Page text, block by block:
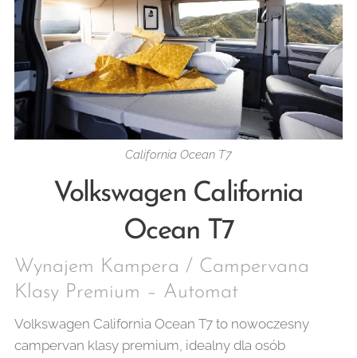
California Ocean T7
Volkswagen California
Ocean T7
Wynajem Kampera / Campervana
Klasy Premium – Automat
Volkswagen California Ocean T7 to nowoczesny
campervan klasy premium, idealny dla osób